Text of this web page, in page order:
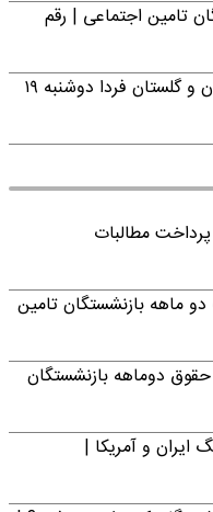
تامین اجتماعی | رقم
وضعیت تعطیلی ادارات مازندران و گیلان و گلستان فردا دوشنبه ۱۹
مطالبات
ماهه بازنشستگان تامین
دوماهه بازنشستگان
و آمریکا |